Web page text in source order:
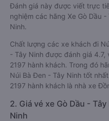
Đánh giá này được viết trực
nghiệm các hãng Xe Gò Dầu
Ninh.
Chất lượng các xe khách đi
- Tây Ninh được đánh giá
2197 hành khách. Trong đó
Núi Bà Đen - Tây Ninh tốt
2197 hành khách là nhà xe
2. Giá vé xe Gò Dầu -
Ninh